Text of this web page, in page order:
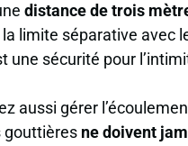
distance de trois
limite séparative avec
une sécurité pour
aussi gérer
gouttières ne doivent